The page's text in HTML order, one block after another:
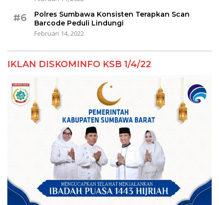
#6
Polres Sumbawa Konsisten Terapkan Scan
Barcode Peduli Lindungi
Februari 14, 2022
IKLAN DISKOMINFO KSB 1/4/22